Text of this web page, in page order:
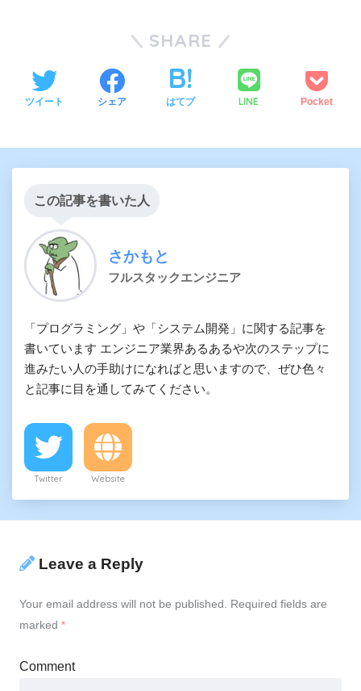
SHARE
ツイート シェア はてブ LINE Pocket
この記事を書いた人
さかもと
フルスタックエンジニア
「プログラミング」や「システム開発」に関する記事を
書いています エンジニア業界あるあるや次のステップに
進みたい人の手助けになればと思いますので、ぜひ色々
と記事に目を通してみてください。
Twitter Website
Leave a Reply
Your email address will not be published. Required fields are
marked *
Comment